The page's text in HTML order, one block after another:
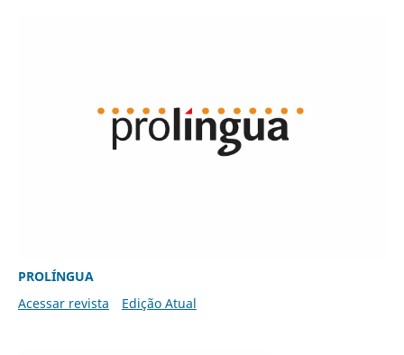
PROLÍNGUA
Acessar revista
Edição Atual